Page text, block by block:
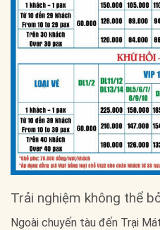
Trải nghiệm không thể
Ngoài chuyến tàu đến Trại